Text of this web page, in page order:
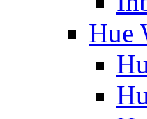
Hue